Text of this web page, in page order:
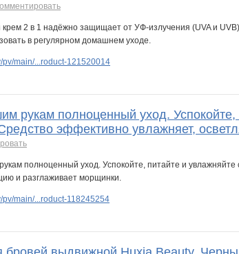
pv/main/...roduct-121520014
рукам полноценный уход.
эффективно увлажняет,
main/...roduct-118245254